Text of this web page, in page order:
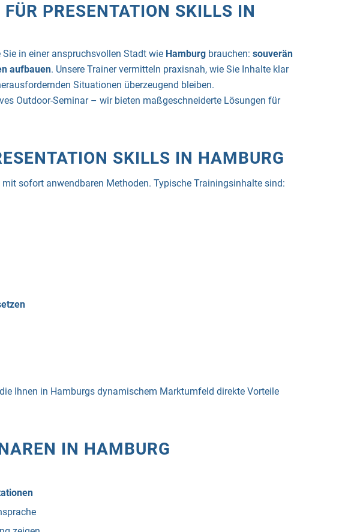
PRESENTATION SKILLS IN
in einer anspruchsvollen Stadt wie Hamburg brauchen: souverän
aufbauen. Unsere Trainer vermitteln praxisnah, wie Sie Inhalte klar
Situationen überzeugend bleiben.
Outdoor-Seminar – wir bieten maßgeschneiderte Lösungen für
SKILLS IN HAMBURG
sofort anwendbaren Methoden. Typische Trainingsinhalte sind:
Ihnen in Hamburgs dynamischem Marktumfeld direkte Vorteile
IN HAMBURG